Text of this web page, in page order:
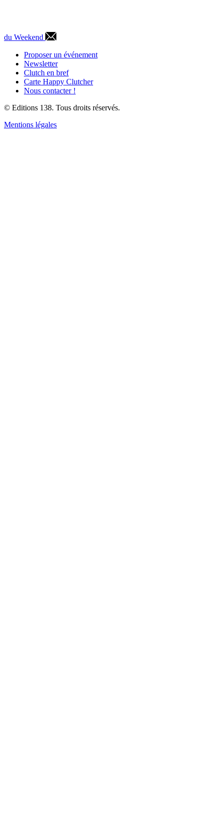
du Weekend
Proposer un événement
Newsletter
Clutch en bref
Carte Happy Clutcher
Nous contacter !
© Editions 138. Tous droits réservés.
Mentions légales